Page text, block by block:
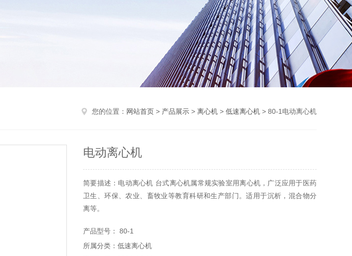
您的位置： 网站首页 > 产品展示 > 离心机 > 低速离心机 > 80-1电动离心机
电动离心机
简要描述：电动离心机 台式离心机属常规实验室用离心机，广泛应用于医药
卫生、环保、农业、畜牧业等教育科研和生产部门。适用于沉析，混合物分
离等。
产品型号： 80-1
所属分类：低速离心机